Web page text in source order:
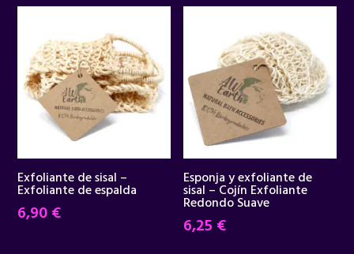
34,95 €.29,90 €.
Exfoliante de sisal –
Exfoliante de espalda
6,90€
Esponja y exfoliante de
sisal – Cojín Exfoliante
Redondo Suave
6,25 €